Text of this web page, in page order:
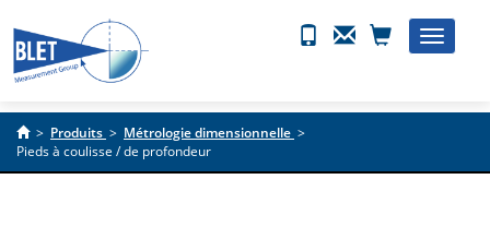
Toggle
> Produits > Métrologie dimensionnelle >
Pieds à coulisse / de profondeur